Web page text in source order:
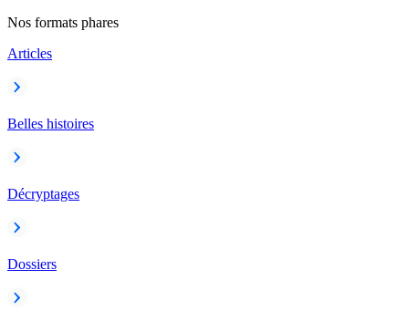
Nos formats phares
Articles
Belles histoires
Décryptages
Dossiers